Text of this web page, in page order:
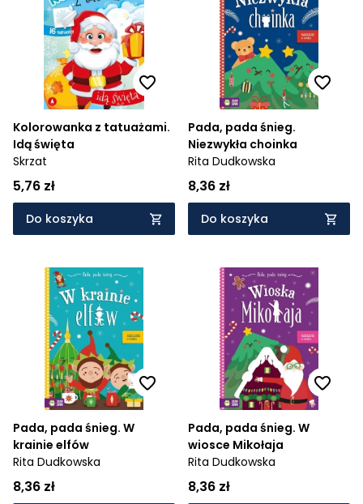
Kolorowanka z tatuażami.
Idą święta
Skrzat
5,76 zł
Do koszyka
Pada, pada śnieg.
Niezwykła choinka
Rita Dudkowska
8,36 zł
Do koszyka
Pada, pada śnieg. W
krainie elfów
Rita Dudkowska
8,36 zł
Pada, pada śnieg. W
wiosce Mikołaja
Rita Dudkowska
8,36 zł